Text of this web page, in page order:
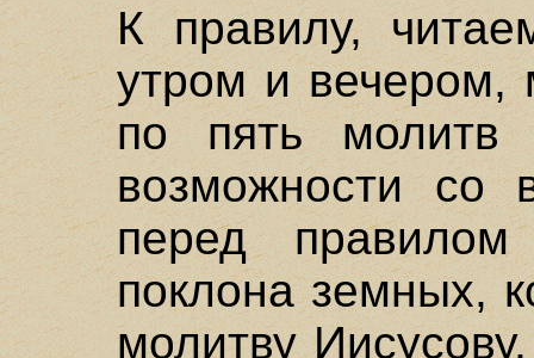
К правилу,
утром и вечером,
по пять молитв
возможности со
перед
поклона земных,
молитву